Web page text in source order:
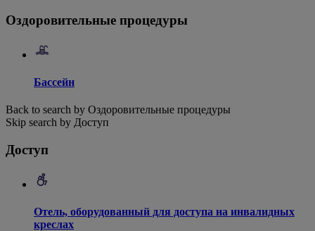
Оздоровительные процедуры
Бассейн
Back to search by Оздоровительные процедуры
Skip search by Доступ
Доступ
Отель, оборудованный для доступа на инвалидных
креслах